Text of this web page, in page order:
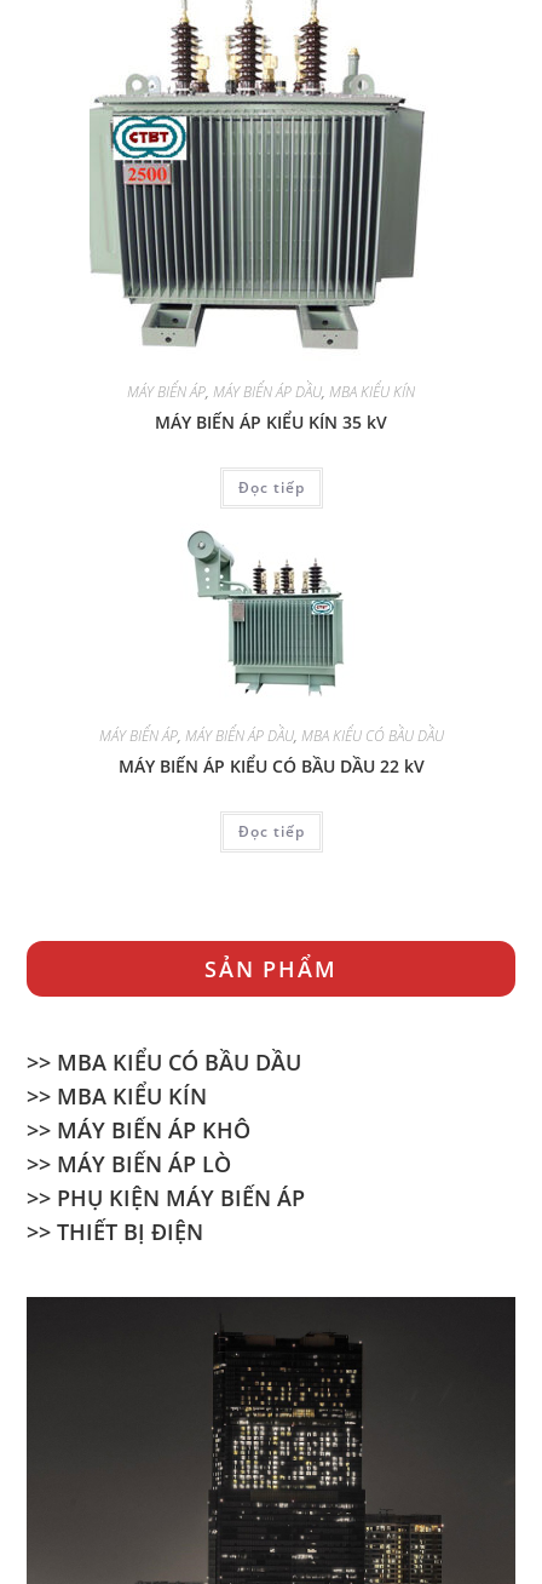
MÁY BIẾN ÁP, MÁY BIẾN ÁP DẦU, MBA KIỂU KÍN
MÁY BIẾN ÁP KIỂU KÍN 35 kV
Đọc tiếp
MÁY BIẾN ÁP, MÁY BIẾN ÁP DẦU, MBA KIỂU CÓ BẦU DẦU
MÁY BIẾN ÁP KIỂU CÓ BẦU DẦU 22 kV
Đọc tiếp
SẢN PHẨM
>> MBA KIỂU CÓ BẦU DẦU
>> MBA KIỂU KÍN
>> MÁY BIẾN ÁP KHÔ
>> MÁY BIẾN ÁP LÒ
>> PHỤ KIỆN MÁY BIẾN ÁP
>> THIẾT BỊ ĐIỆN